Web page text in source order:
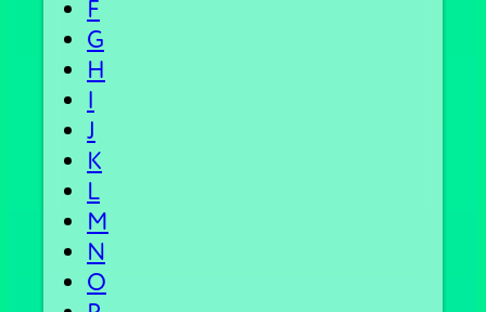
F
G
H
I
J
K
L
M
N
O